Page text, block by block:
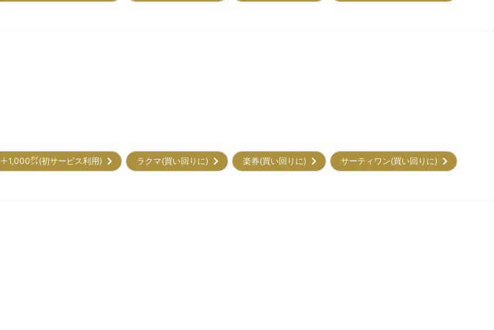
＋1,000㌽(初サービス利用) ラクマ(買い回りに) 楽券(買い回りに)
サーティワン(買い回りに)